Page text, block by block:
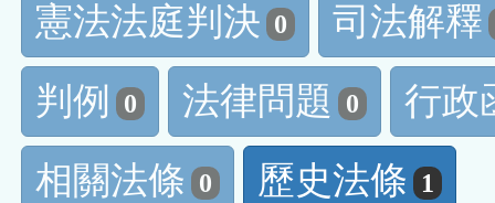
憲法法庭判決 0
司法解釋
判例
0 法律問題 0
行政
相關法條 0 歷史法條 1